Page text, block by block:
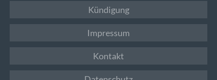
Kündigung
Impressum
Kontakt